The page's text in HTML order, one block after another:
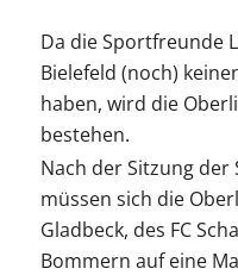
Da die Sportfreunde
Bielefeld (noch)
haben, wird die
bestehen.
Nach der Sitzung der
müssen sich die
Gladbeck, des FC
Bommern auf eine